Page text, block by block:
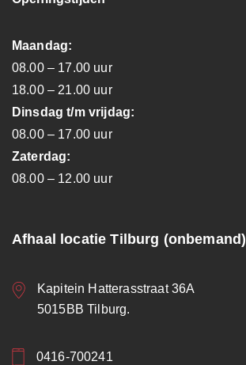
Maandag:
08.00 – 17.00 uur
18.00 – 21.00 uur
Dinsdag t/m vrijdag:
08.00 – 17.00 uur
Zaterdag:
08.00 – 12.00 uur
Afhaal locatie Tilburg (onbemand)
Kapitein Hatterasstraat 36A
5015BB Tilburg.
0416-700241